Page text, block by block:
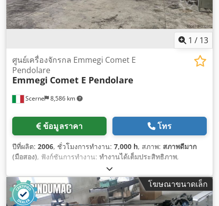
1 / 13
Scerne 8,586 km
ศูนย์เครื่องจักรกล Emmegi Comet E
Pendolare
Emmegi Comet E Pendolare
ข้อมูลราคา โทร
ปีที่ผลิต: 2006, ชั่วโมงการทำงาน: 7,000 h, สภาพ: สภาพดีมาก
(มือสอง), ฟังก์ชันการทำงาน: ทำงานได้เต็มประสิทธิภาพ,
โฆษณาขนาดเล็ก